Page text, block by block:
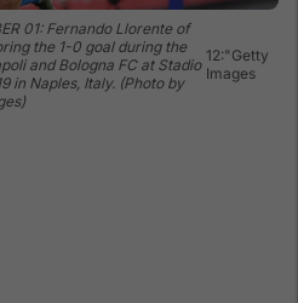
01: Fernando Llorente of
the 1-0 goal during the
and Bologna FC at Stadio
in Naples, Italy. (Photo by
12:"Getty
Images